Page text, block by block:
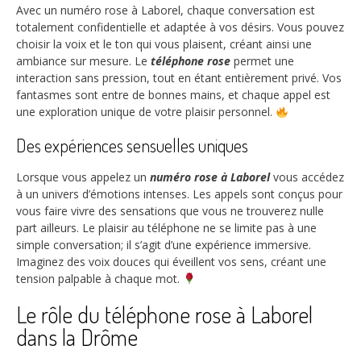
Avec un numéro rose à Laborel, chaque conversation est
totalement confidentielle et adaptée à vos désirs. Vous pouvez
choisir la voix et le ton qui vous plaisent, créant ainsi une
ambiance sur mesure. Le téléphone rose permet une
interaction sans pression, tout en étant entièrement privé. Vos
fantasmes sont entre de bonnes mains, et chaque appel est
une exploration unique de votre plaisir personnel.
Des expériences sensuelles uniques
Lorsque vous appelez un numéro rose à Laborelvous accédez
à un univers d’émotions intenses. Les appels sont conçus pour
vous faire vivre des sensations que vous ne trouverez nulle
part ailleurs. Le plaisir au téléphone ne se limite pas à une
simple conversation; il s’agit d’une expérience immersive.
Imaginez des voix douces qui éveillent vos sens, créant une
tension palpable à chaque mot.
Le rôle du téléphone rose à Laborel
dans la Drôme